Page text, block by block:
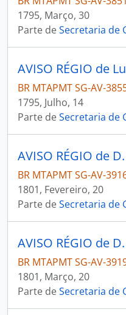
1795, Março, 30
Parte deSecretaria de
BR MTAPMT SG-AV-
1795, Julho, 14
Parte deSecretaria de
BR MTAPMT SG-AV-
1801, Fevereiro, 20
Parte deSecretaria de
BR MTAPMT SG-AV-
1801, Março, 20
Parte deSecretaria de